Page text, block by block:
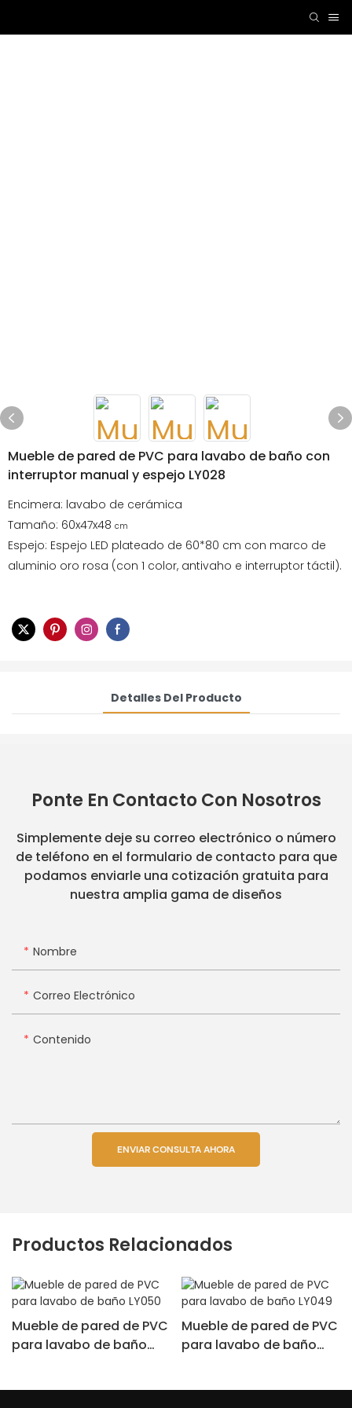
Mueble de pared de PVC para lavabo de baño con
interruptor manual y espejo LY028
Encimera: lavabo de cerámica
Tamaño: 60x47x48 cm
Espejo: Espejo LED plateado de 60*80 cm con marco de
aluminio oro rosa (con 1 color, antivaho e interruptor táctil).
Detalles Del Producto
Ponte En Contacto Con Nosotros
Simplemente deje su correo electrónico o número
de teléfono en el formulario de contacto para que
podamos enviarle una cotización gratuita para
nuestra amplia gama de diseños
Nombre
Correo Electrónico
Contenido
ENVIAR CONSULTA AHORA
Productos Relacionados
Mueble de pared de PVC
para lavabo de baño
Mueble de pared de PVC
para lavabo de baño